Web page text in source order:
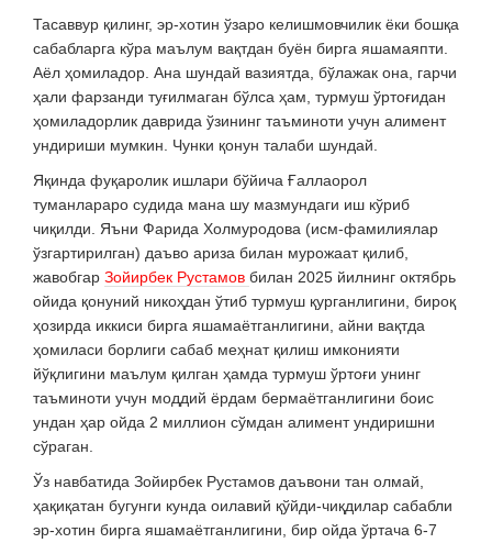
Тасаввур қилинг, эр-хотин ўзаро келишмовчилик ёки бошқа
сабабларга кўра маълум вақтдан буён бирга яшамаяпти.
Аёл ҳомиладор. Ана шундай вазиятда, бўлажак она, гарчи
ҳали фарзанди туғилмаган бўлса ҳам, турмуш ўртоғидан
ҳомиладорлик даврида ўзининг таъминоти учун алимент
ундириши мумкин. Чунки қонун талаби шундай.
Яқинда фуқаролик ишлари бўйича Ғаллаорол
туманлараро судида мана шу мазмундаги иш кўриб
чиқилди. Яъни Фарида Холмуродова (исм-фамилиялар
ўзгартирилган) даъво ариза билан мурожаат қилиб,
жавобгар Зойирбек Рустамов билан 2025 йилнинг октябрь
ойида қонуний никоҳдан ўтиб турмуш қурганлигини, бироқ
ҳозирда иккиси бирга яшамаётганлигини, айни вақтда
ҳомиласи борлиги сабаб меҳнат қилиш имконияти
йўқлигини маълум қилган ҳамда турмуш ўртоғи унинг
таъминоти учун моддий ёрдам бермаётганлигини боис
ундан ҳар ойда 2 миллион сўмдан алимент ундиришни
сўраган.
Ўз навбатида Зойирбек Рустамов даъвони тан олмай,
ҳақиқатан бугунги кунда оилавий қўйди-чиқдилар сабабли
эр-хотин бирга яшамаётганлигини, бир ойда ўртача 6-7